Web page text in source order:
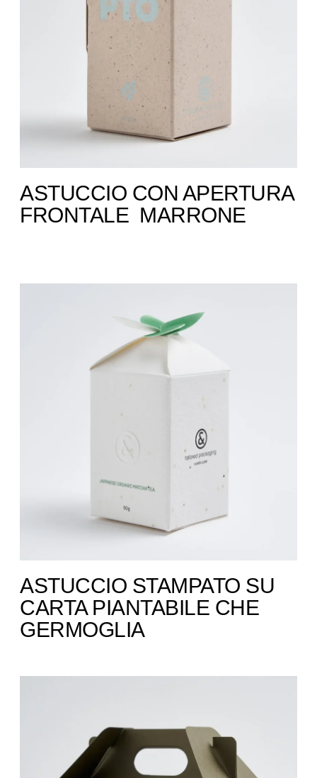
ASTUCCIO CON APERTURA
FRONTALE ​ MARRONE
ASTUCCIO STAMPATO SU
CARTA PIANTABILE CHE
GERMOGLIA